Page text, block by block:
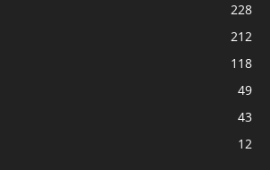
228
212
118
49
43
12